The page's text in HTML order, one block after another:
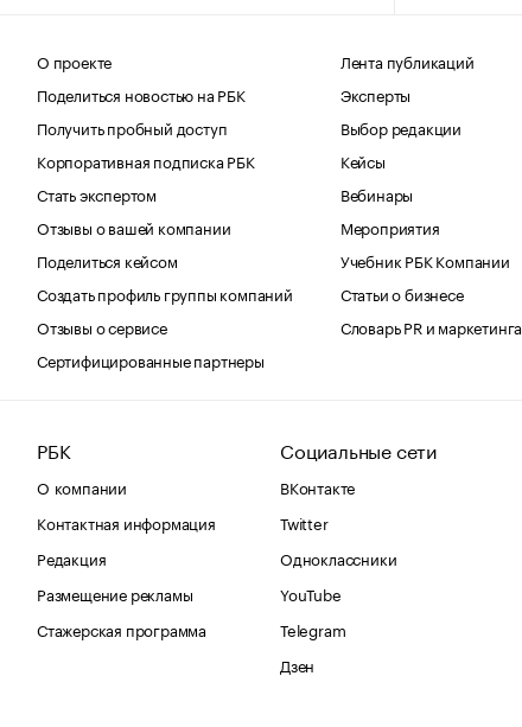
О проекте
Поделиться новостью на РБК
Получить пробный доступ
Корпоративная подписка РБК
Стать экспертом
Отзывы о вашей компании
Поделиться кейсом
Создать профиль группы компаний
Отзывы о сервисе
Сертифицированные партнеры
Лента публикаций
Эксперты
Выбор редакции
Кейсы
Вебинары
Мероприятия
Учебник РБК Компании
Статьи о бизнесе
Словарь PR и маркетинга
РБК
О компании
Контактная информация
Редакция
Размещение рекламы
Стажерская программа
Социальные сети
ВКонтакте
Twitter
Одноклассники
YouTube
Telegram
Дзен